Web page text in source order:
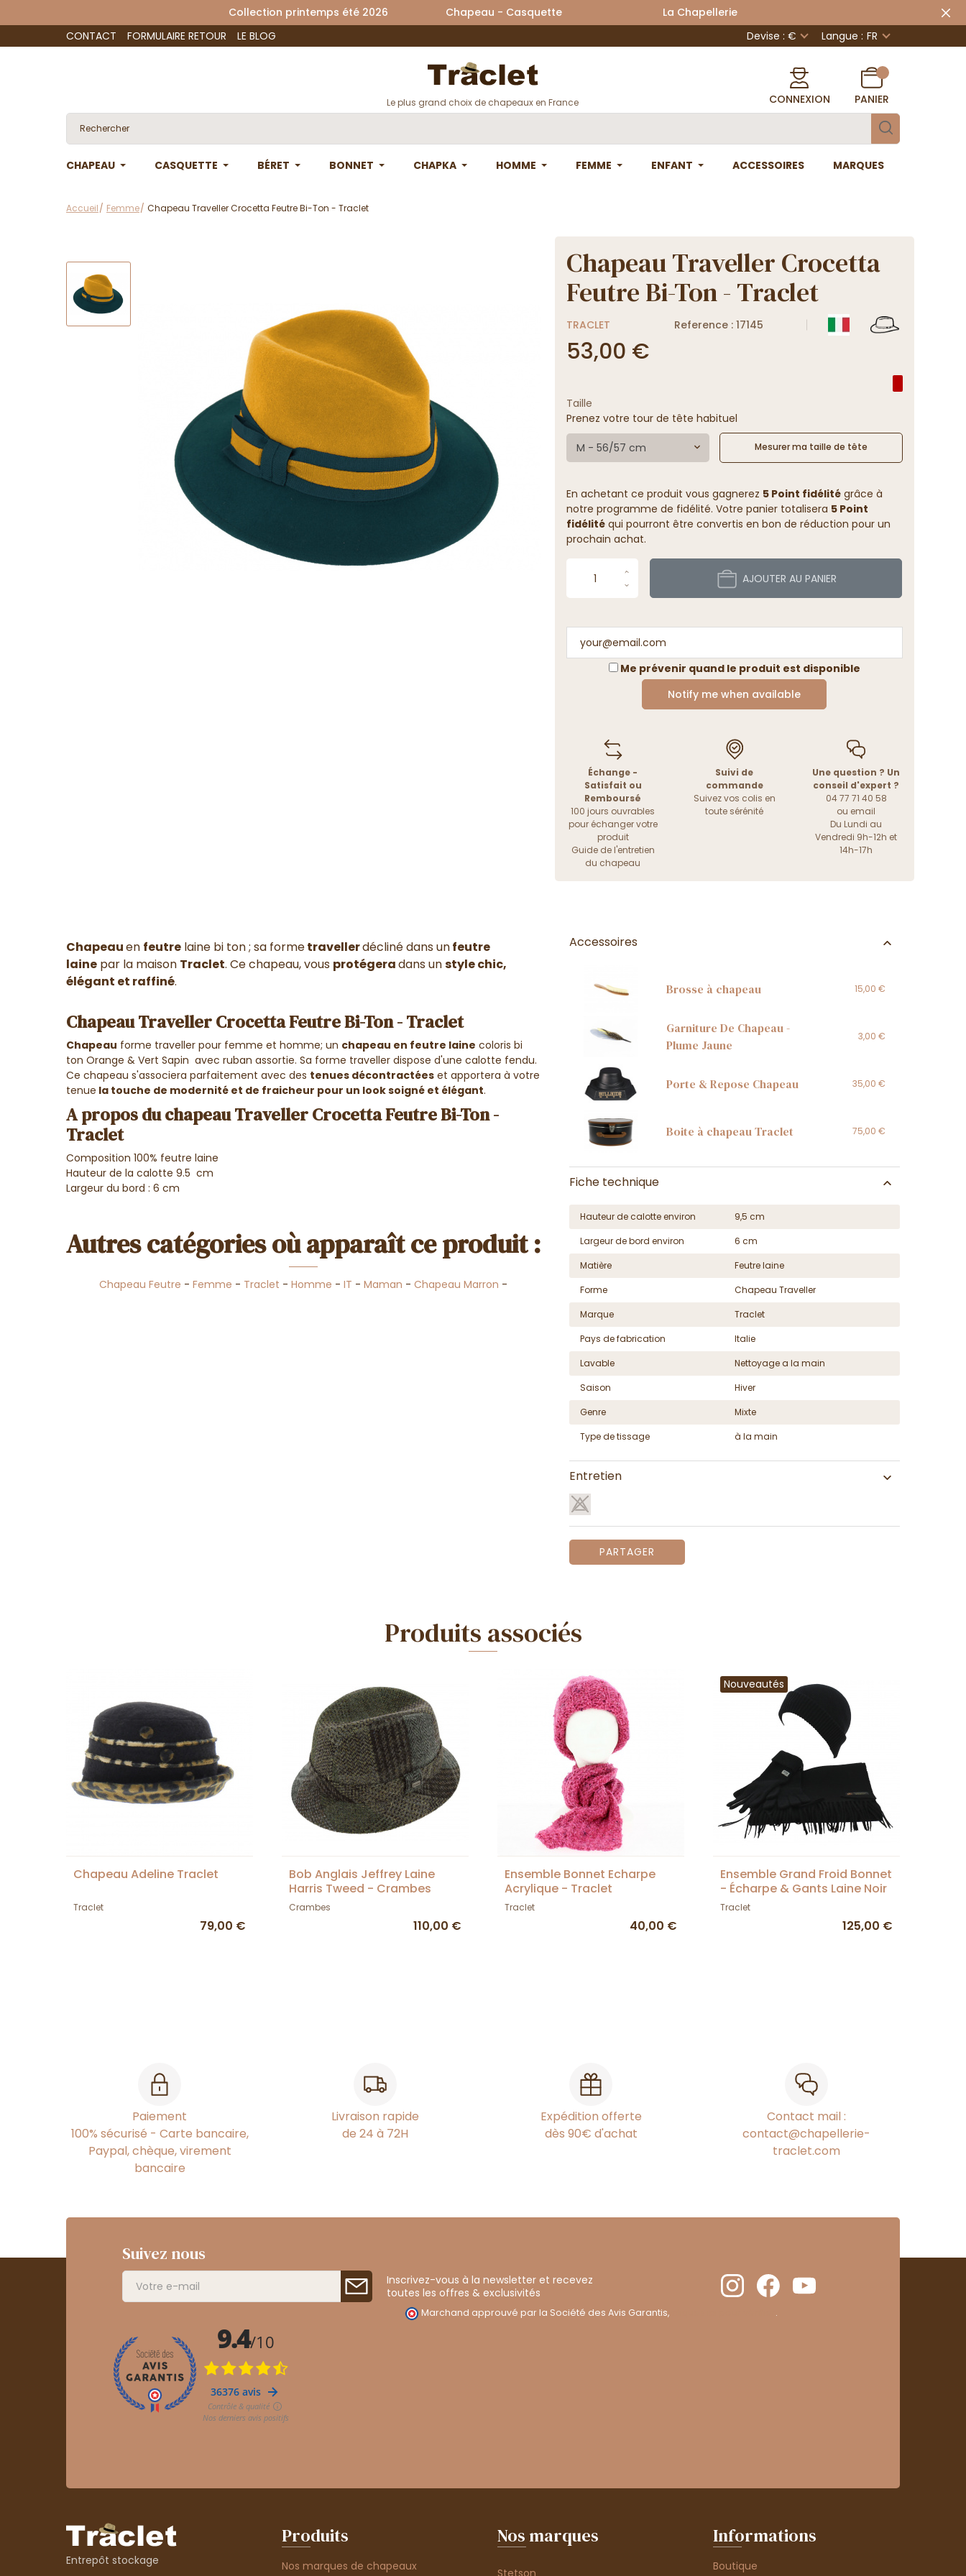
Collection printemps été 2026 Chapeau - Casquette La Chapellerie
CONTACT
FORMULAIRE RETOUR LE BLOG Devise : € Langue : FR
Le plus grand choix de chapeaux en France CONNEXION PANIER
CHAPEAU CASQUETTE BÉRET BONNET CHAPKA HOMME FEMME ENFANT ACCESSOIRES MARQUES
Accueil Femme Chapeau Traveller Crocetta Feutre Bi-Ton - Traclet
Chapeau Traveller Crocetta
Feutre Bi-Ton - Traclet
TRACLET Reference : 17145
53,00 €
Taille
Prenez votre tour de tête habituel
M - 56/57 cm Mesurer ma taille de tête
En achetant ce produit vous gagnerez 5 Point fidélitégrâce à
notre programme de fidélité. Votre panier totalisera 5 Point
fidélitéqui pourront être convertis en bon de réduction pour un
prochain achat.
AJOUTER AU PANIER
Me prévenir quand le produit est disponible
Notify me when available
Échange -
Satisfait ou
Remboursé
100 jours ouvrables
pour échanger votre
produit
Guide de l'entretien
du chapeau
Suivi de
commande
Suivez vos colis en
toute sérénité
Une question ? Un
conseil d'expert ?
04 77 71 40 58
ou email
Du Lundi au
Vendredi 9h-12h et
14h-17h
Chapeauen feutre laine bi ton ; sa formetravellerdécliné dans unfeutre
laine par la maison Traclet. Ce chapeau, vous protégeradans unstyle chic,
élégant et raffiné.
Chapeau Traveller Crocetta Feutre Bi-Ton - Traclet
Chapeau forme traveller pour femme et homme; un chapeau en feutre laine coloris bi
ton Orange & Vert Sapin avec ruban assortie. Sa forme traveller dispose d'une calotte fendu.
Ce chapeau s'associera parfaitement avec des tenues décontractées et apportera à votre
tenue la touche de modernité et de fraicheur pour un look soigné et élégant.
A propos du chapeau Traveller Crocetta Feutre Bi-Ton -
Traclet
Composition 100% feutre laine
Hauteur de la calotte 9.5 cm
Largeur du bord : 6 cm
Autres catégories où apparaît ce produit :
Chapeau Feutre - Femme - Traclet - Homme - IT - Maman - Chapeau Marron -
Accessoires
Brosse à chapeau 15,00 €
Garniture De Chapeau -
Plume Jaune
3,00 €
Porte & Repose Chapeau 35,00 €
Boite à chapeau Traclet 75,00 €
Fiche technique
Hauteur de calotte environ
9,5 cm
Largeur de bord environ
6 cm
Matière
Feutre laine
Forme
Chapeau Traveller
Marque
Traclet
Pays de fabrication
Italie
Lavable
Nettoyage a la main
Saison
Hiver
Genre
Mixte
Type de tissage
à la main
Entretien
PARTAGER
Produits associés
Chapeau Adeline Traclet
Traclet
79,00 €
Bob Anglais Jeffrey Laine
Harris Tweed - Crambes
Crambes
110,00 €
Ensemble Bonnet Echarpe
Acrylique - Traclet
Traclet
40,00 €
Nouveautés
Ensemble Grand Froid Bonnet
- Écharpe & Gants Laine Noir
- Traclet
Traclet
125,00 €
Paiement
100% sécurisé - Carte bancaire,
Paypal, chèque, virement
bancaire
Livraison rapide
de 24 à 72H
Expédition offerte
dès 90€ d'achat
Contact mail :
contact@chapellerie-
traclet.com
Suivez nous
Inscrivez-vous à la newsletter et recevez
toutes les offres & exclusivités
Marchand approuvé par la Société des Avis Garantis, .
Entrepôt stockage
Produits
Nos marques de chapeaux
Nos marques Informations
Boutique